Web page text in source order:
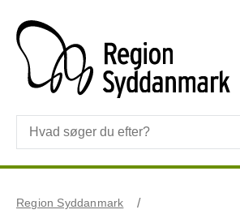
Region Syddanmark